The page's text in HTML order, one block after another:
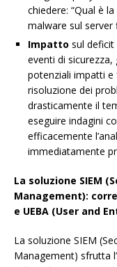
chiedere: “Qual è
malware sul server
Impatto sul deficit
eventi di
potenziali impatti e
risoluzione dei
drasticamente il
eseguire indagini
efficacemente
immediatamente
La soluzione SIEM
Management):
e UEBA (User and
La soluzione SIEM
Management) sfrutta